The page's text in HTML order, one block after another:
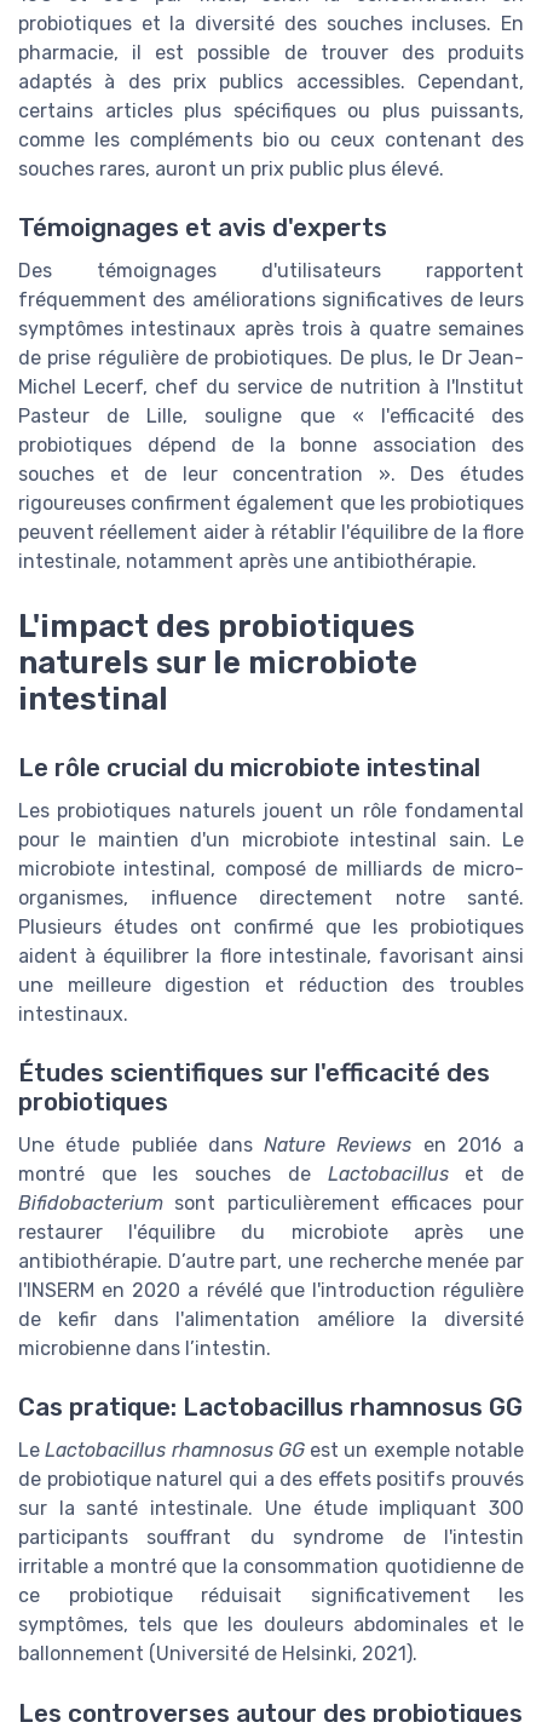
probiotiques et la diversité des souches incluses. En
pharmacie, il est possible de trouver des produits
adaptés à des prix publics accessibles. Cependant,
certains articles plus spécifiques ou plus puissants,
comme les compléments bio ou ceux contenant des
souches rares, auront un prix public plus élevé.
Témoignages et avis d'experts
Des témoignages d'utilisateurs rapportent
fréquemment des améliorations significatives de leurs
symptômes intestinaux après trois à quatre semaines
de prise régulière de probiotiques. De plus, le Dr Jean-
Michel Lecerf, chef du service de nutrition à l'Institut
Pasteur de Lille, souligne que « l'efficacité des
probiotiques dépend de la bonne association des
souches et de leur concentration ». Des études
rigoureuses confirment également que les probiotiques
peuvent réellement aider à rétablir l'équilibre de la flore
intestinale, notamment après une antibiothérapie.
L'impact des probiotiques
naturels sur le microbiote
intestinal
Le rôle crucial du microbiote intestinal
Les probiotiques naturels jouent un rôle fondamental
pour le maintien d'un microbiote intestinal sain. Le
microbiote intestinal, composé de milliards de micro-
organismes, influence directement notre santé.
Plusieurs études ont confirmé que les probiotiques
aident à équilibrer la flore intestinale, favorisant ainsi
une meilleure digestion et réduction des troubles
intestinaux.
Études scientifiques sur l'efficacité des
probiotiques
Une étude publiée dans Nature Reviews en 2016 a
montré que les souches de Lactobacilluset de
Bifidobacterium sont particulièrement efficaces pour
restaurer l'équilibre du microbiote après une
antibiothérapie. D’autre part, une recherche menée par
l'INSERM en 2020 a révélé que l'introduction régulière
de kefir dans l'alimentation améliore la diversité
microbienne dans l’intestin.
Cas pratique: Lactobacillus rhamnosus GG
LeLactobacillus rhamnosus GGest un exemple notable
de probiotique naturel qui a des effets positifs prouvés
sur la santé intestinale. Une étude impliquant 300
participants souffrant du syndrome de l'intestin
irritable a montré que la consommation quotidienne de
ce probiotique réduisait significativement les
symptômes, tels que les douleurs abdominales et le
ballonnement (Université de Helsinki, 2021).
Les controverses autour des probiotiques